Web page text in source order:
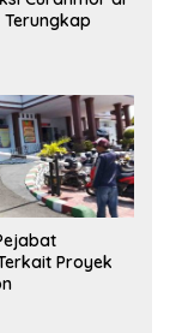
Proyek